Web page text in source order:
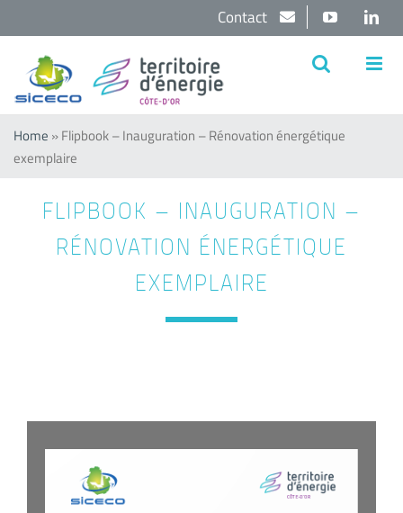
contenu
YouTube
Contact
Home »Flipbook – Inauguration – Rénovation énergétique
exemplaire
FLIPBOOK – INAUGURATION –
RÉNOVATION ÉNERGÉTIQUE
EXEMPLAIRE